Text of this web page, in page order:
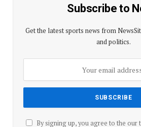
Subscribe to
Get the latest sports news from
and politics.
By signing up, you agree to the our